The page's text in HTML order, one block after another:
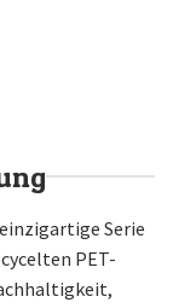
Serie
PET-